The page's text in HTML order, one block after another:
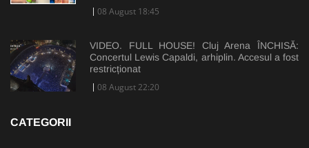
08 August 18:45
VIDEO. FULL HOUSE! Cluj Arena ÎNCHISĂ:
Concertul Lewis Capaldi, arhiplin. Accesul a fost
restricționat
08 August 22:20
CATEGORII